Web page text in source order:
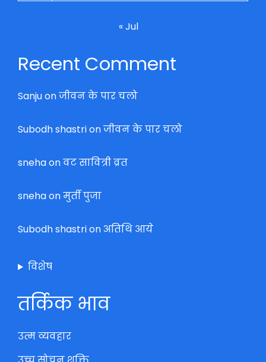
« Jul
Recent Comment
Sanjuonजीवन के पार चलो
Subodh shastrionजीवन के पार चलो
snehaonवट सावित्री व्रत
snehaonमुर्ती पुजा
Subodh shastrionअतिथि आये
विशेष
तर्किक भाव
उत्म व्यवहार